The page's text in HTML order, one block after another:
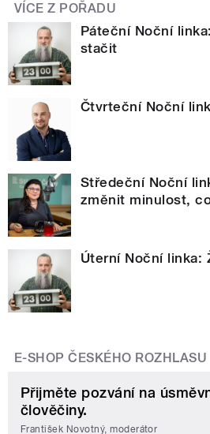
VÍCE Z POŘADU
Páteční Noční
stačit
Čtvrteční Noční
Středeční Noční
změnit minulost,
Úterní Noční linka:
E-SHOP ČESKÉHO ROZHLASU
Přijměte pozvání na
člověčiny.
František Novotný, moderátor